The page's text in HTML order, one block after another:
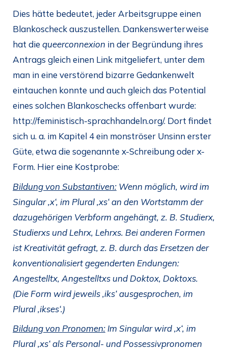
Dies hätte bedeutet, jeder Arbeitsgruppe einen
Blankoscheck auszustellen. Dankenswerterweise
hat die queerconnexion in der Begründung ihres
Antrags gleich einen Link mitgeliefert, unter dem
man in eine verstörend bizarre Gedankenwelt
eintauchen konnte und auch gleich das Potential
eines solchen Blankoschecks offenbart wurde:
http://feministisch-sprachhandeln.org/. Dort findet
sich u. a. im Kapitel 4 ein monströser Unsinn erster
Güte, etwa die sogenannte x-Schreibung oder x-
Form. Hier eine Kostprobe:
Bildung von Substantiven: Wenn möglich, wird im
Singular ‚x‘, im Plural ‚xs‘ an den Wortstamm der
dazugehörigen Verbform angehängt, z. B. Studierx,
Studierxs und Lehrx, Lehrxs. Bei anderen Formen
ist Kreativität gefragt, z. B. durch das Ersetzen der
konventionalisiert gegenderten Endungen:
Angestelltx, Angestelltxs und Doktox, Doktoxs.
(Die Form wird jeweils ‚iks‘ ausgesprochen, im
Plural ‚ikses‘.)
Bildung von Pronomen: Im Singular wird ‚x‘, im
Plural ‚xs‘ als Personal- und Possessivpronomen